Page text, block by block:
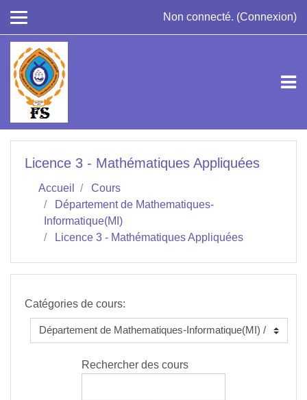
Non connecté. (Connexion)
Licence 3 - Mathématiques Appliquées
Accueil
Cours
Département de Mathematiques-
Informatique(MI)
Licence 3 - Mathématiques Appliquées
Catégories de cours:
Rechercher des cours